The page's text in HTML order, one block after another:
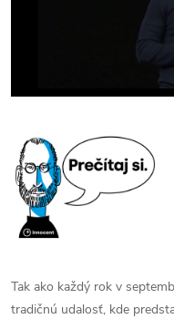
Tak ako každý rok v
tradičnú udalosť, kde